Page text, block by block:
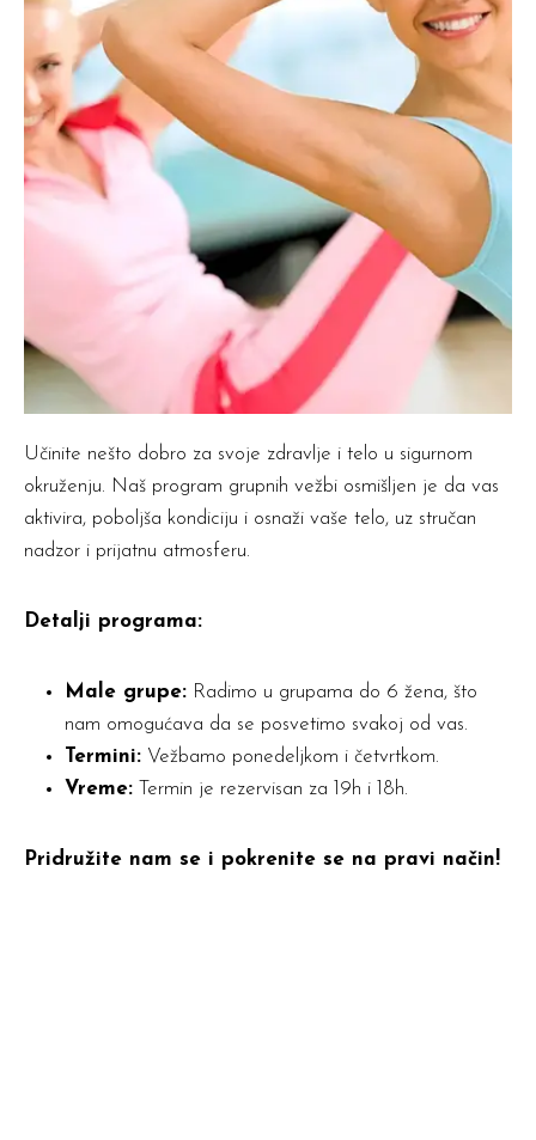
Učinite nešto dobro za svoje zdravlje i telo u sigurnom
okruženju. Naš program grupnih vežbi osmišljen je da vas
aktivira, poboljša kondiciju i osnaži vaše telo, uz stručan
nadzor i prijatnu atmosferu.
Detalji programa:
Male grupe: Radimo u grupama do 6 žena, što
nam omogućava da se posvetimo svakoj od vas.
Termini: Vežbamo ponedeljkom i četvrtkom.
Vreme: Termin je rezervisan za 19h i 18h.
Pridružite nam se i pokrenite se na pravi način!